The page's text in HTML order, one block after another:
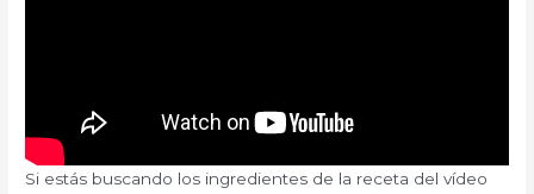
Si estás buscando los ingredientes de la receta del vídeo